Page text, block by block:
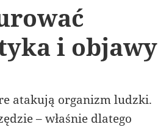
i objawy
atakują organizm ludzki.
– właśnie dlatego